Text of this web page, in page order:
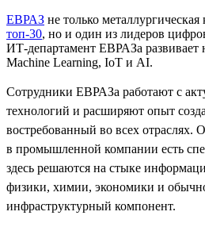
ЕВРАЗ не только
топ-30, но и один из лидеров
ИТ-департамент ЕВРАЗа развивает
Machine Learning, IoT и AI.
Сотрудники ЕВРАЗа работают с
технологий и расширяют опыт
востребованный во всех отраслях.
в промышленной компании есть
здесь решаются на стыке
физики, химии, экономики и
инфраструктурный компонент.